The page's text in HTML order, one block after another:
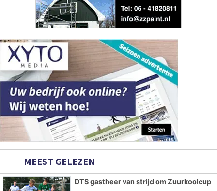
MEEST GELEZEN
DTS gastheer van strijd om Zuurkoolcup